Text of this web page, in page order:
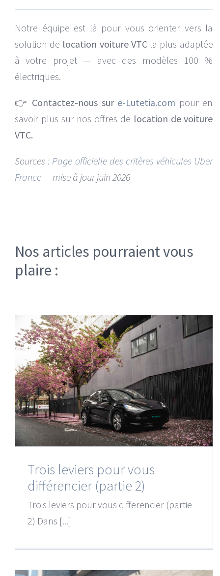
Notre équipe est là pour vous orienter vers la
solution de location voiture VTCla plus adaptée
à votre projet — avec des modèles 100 %
électriques.
👉 Contactez-nous sur e-Lutetia.com pour en
savoir plus sur nos offres de location de voiture
VTC.
Sources : Page officielle des critères véhicules Uber
France— mise à jour juin 2026
Nos articles pourraient vous
plaire :
Trois leviers pour vous
différencier (partie 2)
Trois leviers pour vous differencier (partie
2) Dans [...]